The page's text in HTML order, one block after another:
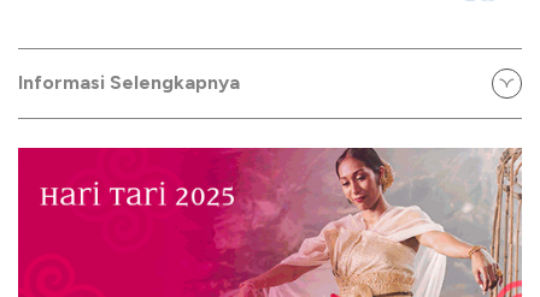
Informasi Selengkapnya